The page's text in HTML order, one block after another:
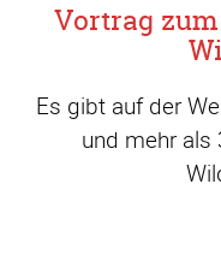
Vortrag
Es gibt auf der
und mehr